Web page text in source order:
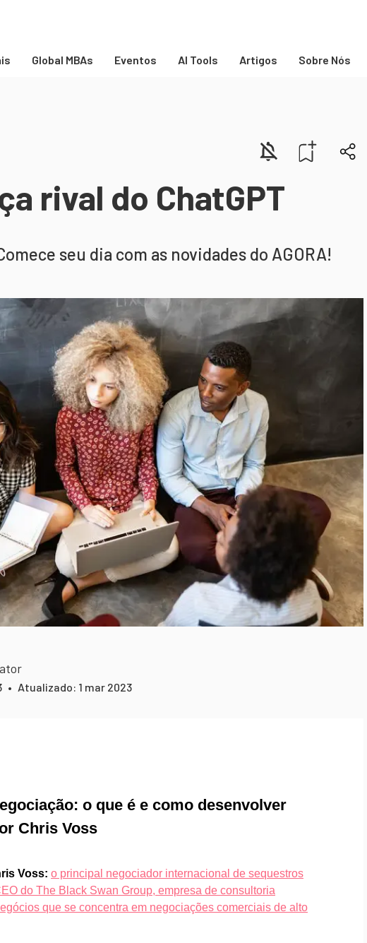
Global MBAs Eventos AI Tools Artigos Sobre Nós
rival do ChatGPT
seu dia com as novidades do AGORA!
• Atualizado: 1 mar 2023
o que é e como desenvolver
Chris Voss
Voss: o principal negociador internacional de sequestros
do The Black Swan Group, empresa de consultoria
que se concentra em negociações comerciais de alto